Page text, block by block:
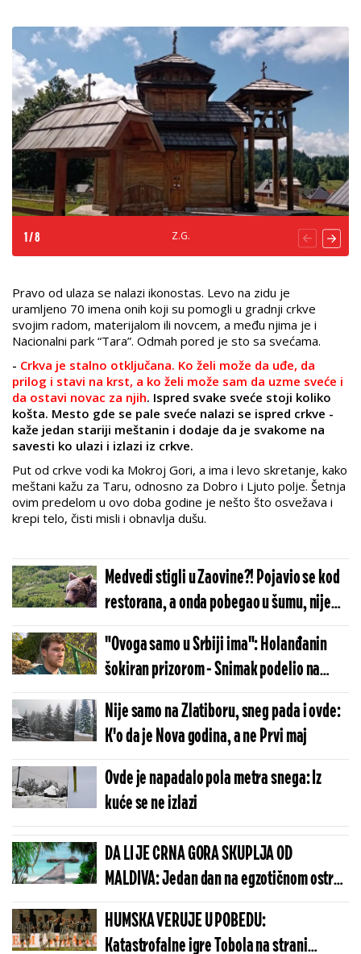
Z.G.
1 /8
Pravo od ulaza se nalazi ikonostas. Levo na zidu je
uramljeno 70 imena onih koji su pomogli u gradnji crkve
svojim radom, materijalom ili novcem, a među njima je i
Nacionalni park “Tara”. Odmah pored je sto sa svećama.
- Crkva je stalno otključana. Ko želi može da uđe, da
prilog i stavi na krst, a ko želi može sam da uzme sveće i
da ostavi novac za njih. Ispred svake sveće stoji koliko
košta. Mesto gde se pale sveće nalazi se ispred crkve -
kaže jedan stariji meštanin i dodaje da je svakome na
savesti ko ulazi i izlazi iz crkve.
Put od crkve vodi ka Mokroj Gori, a ima i levo skretanje, kako
meštani kažu za Taru, odnosno za Dobro i Ljuto polje. Šetnja
ovim predelom u ovo doba godine je nešto što osvežava i
krepi telo, čisti misli i obnavlja dušu.
Medvedi stigli u Zaovine?! Pojavio se kod
restorana, a onda pobegao u šumu, nije
bio sam (VIDEO)
"Ovoga samo u Srbiji ima": Holanđanin
šokiran prizorom - Snimak podelio na
društvene mreže (VIDEO)
Nije samo na Zlatiboru, sneg pada i ovde:
K'o da je Nova godina, a ne Prvi maj
Ovde je napadalo pola metra snega: Iz
kuće se ne izlazi
DA LI JE CRNA GORA SKUPLJA OD
MALDIVA: Jedan dan na egzotičnom ostrvu
može da košta manje nego u Budvi
HUMSKA VERUJE U POBEDU:
Katastrofalne igre Tobola na strani